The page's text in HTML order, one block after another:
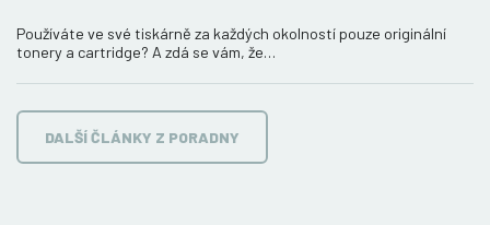
Používáte ve své tiskárně za každých okolností pouze originální
tonery a cartridge? A zdá se vám, že…
DALŠÍ ČLÁNKY Z PORADNY